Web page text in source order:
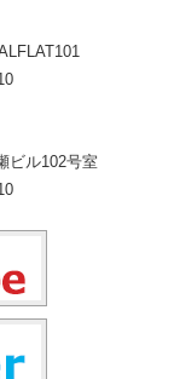
ビル102号室